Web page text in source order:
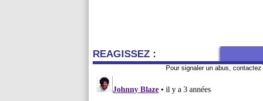
REAGISSEZ :
Pour signaler un abus, contactez